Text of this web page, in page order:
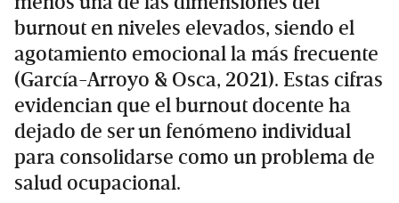
burnout en niveles elevados, siendo el
agotamiento emocional la más frecuente
(García-Arroyo & Osca, 2021). Estas cifras
evidencian que el burnout docente ha
dejado de ser un fenómeno individual
para consolidarse como un problema de
salud ocupacional.